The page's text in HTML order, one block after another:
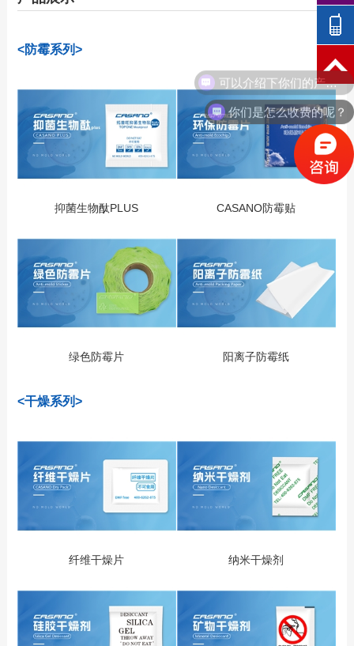
<防霉系列>
抑菌生物酞PLUS CASANO防霉贴
绿色防霉片 阳离子防霉纸
<干燥系列>
纤维干燥片 纳米干燥剂
可以介绍下你们的产品么？
你们是怎么收费的呢？